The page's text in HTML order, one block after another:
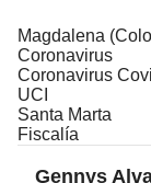
Magdalena
Coronavirus
Coronavirus
UCI
Santa Marta
Fiscalía
Gennys